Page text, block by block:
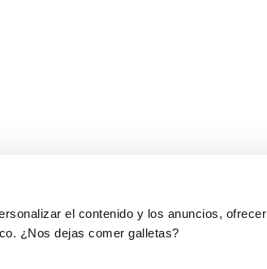
el contenido y los anuncios, ofrecer
¿Nos dejas comer galletas?